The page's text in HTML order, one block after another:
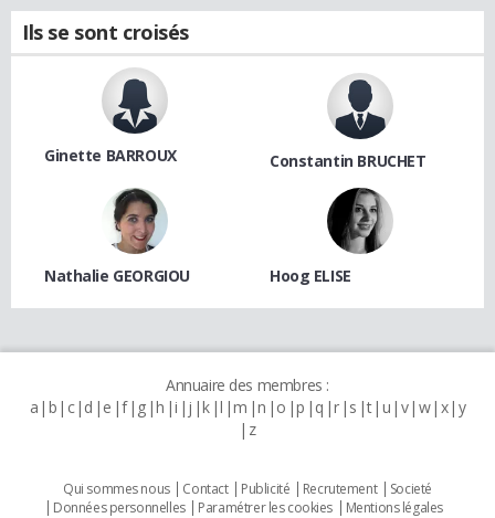
Ils se sont croisés
Ginette BARROUX Constantin BRUCHET
Nathalie GEORGIOU Hoog ELISE
Annuaire des membres :
a b c d e f g h i j k l m n o p q r s t u v w x y
z
Qui sommes nous Contact Publicité Recrutement
Societé
Données personnelles
Paramétrer les cookies
Mentions légales